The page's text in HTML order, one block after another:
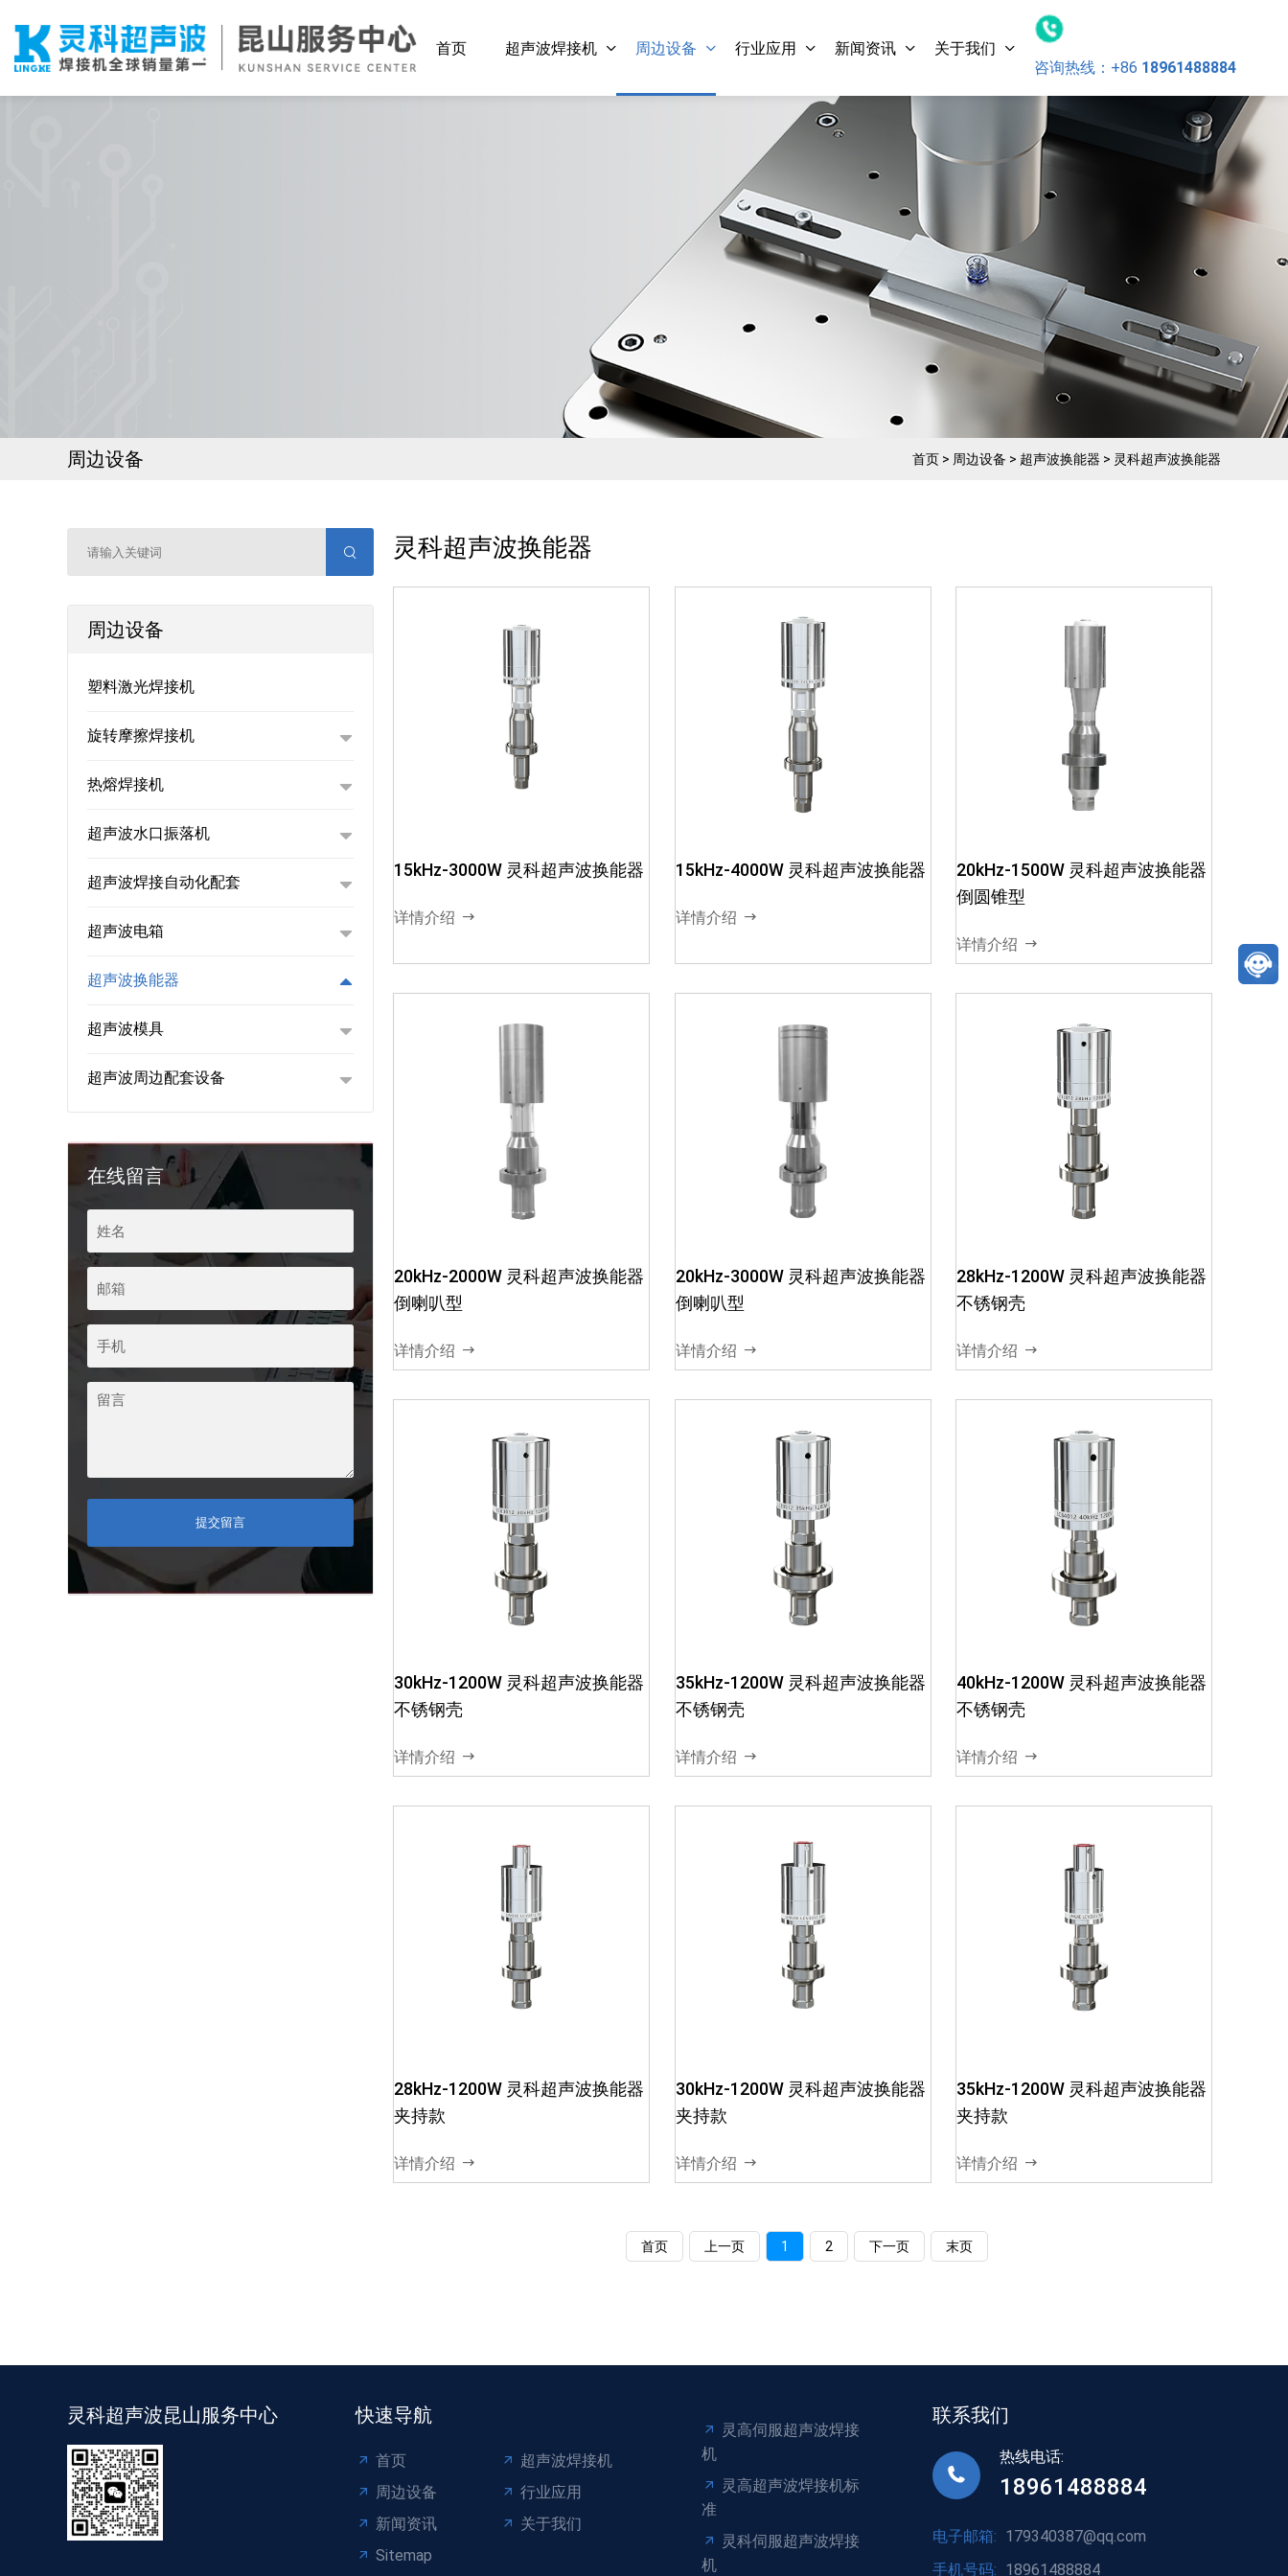
首页 超声波焊接机 周边设备 行业应用 新闻资讯
关于我们
咨询热线： +86 18961488884
周边设备 首页 > 周边设备 > 超声波换能器 > 灵科超声波换能器
周边设备
塑料激光焊接机
旋转摩擦焊接机
热熔焊接机
超声波水口振落机
超声波焊接自动化配套
超声波电箱
超声波换能器
超声波模具
超声波周边配套设备
在线留言
提交留言
灵科超声波换能器
15kHz-3000W 灵科超声波换
01超声波电箱将电能转变成高
性好04不同的材质和尺寸，对
应不同的功率05是...
15kHz-3000W 灵科超声波换能器
详情介绍
01、超声波电箱将电能转变成
15kHz-4000W 灵科超声波换能器
详情介绍
20kHz-1500W 灵科超声波换
能器 倒圆锥型
01、超声波电箱将电能转变成
高频高压信号02、换能器将高
20kHz-1500W 灵科超声波换能器
倒圆锥型
详情介绍
高频高压信号02、换能器将高
即机械能03、效率高，振幅
和尺寸，对应不同的功...
20kHz-2000W 灵科超声波换能器
倒喇叭型
详情介绍
20kHz-3000W 灵科超声波换
能器 倒喇叭型
高频高压信号02、换能器将高
即机械能03、效率高，振幅
和尺寸，对应不同的功...
20kHz-3000W 灵科超声波换能器
倒喇叭型
详情介绍
28kHz-1200W 灵科超声波换
能器 不锈钢壳
高频高压信号02、换能器将高
频高压信号转换成机械振幅，
大，耐热性好04、不同的材质
和尺寸，对应不同的功...
28kHz-1200W 灵科超声波换能器
不锈钢壳
详情介绍
30kHz-1200W 灵科超声波换
高频高压信号02、换能器将高
频高压信号转换成机械振幅，
大，耐热性好04、不同的材质
和尺寸，对应不同的功...
30kHz-1200W 灵科超声波换能器
不锈钢壳
详情介绍
35kHz-1200W 灵科超声波换
高频高压信号02、换能器将高
频高压信号转换成机械振幅，
大，耐热性好04、不同的材质
和尺寸，对应不同的功...
35kHz-1200W 灵科超声波换能器
不锈钢壳
详情介绍
40kHz-1200W 灵科超声波换
高频高压信号02、换能器将高
频高压信号转换成机械振幅，
大，耐热性好04、不同的材质
和尺寸，对应不同的功...
40kHz-1200W 灵科超声波换能器
不锈钢壳
详情介绍
28kHz-1200W 灵科超声波换
高频高压信号02、换能器将高
频高压信号转换成机械振幅，
大，耐热性好04、不同的材质
和尺寸，对应不同的功...
28kHz-1200W 灵科超声波换能器
夹持款
详情介绍
30kHz-1200W 灵科超声波换
高频高压信号02、换能器将高
频高压信号转换成机械振幅，
大，耐热性好04、不同的材质
和尺寸，对应不同的功...
30kHz-1200W 灵科超声波换能器
夹持款
详情介绍
35kHz-1200W 灵科超声波换
高频高压信号02、换能器将高
频高压信号转换成机械振幅，
大，耐热性好04、不同的材质
和尺寸，对应不同的功...
35kHz-1200W 灵科超声波换能器
夹持款
详情介绍
首页 上一页 1 2 下一页 末页
灵科超声波昆山服务中心 快速导航
首页
超声波焊接机
周边设备
行业应用
新闻资讯
关于我们
Sitemap
灵高伺服超声波焊接
机
灵高超声波焊接机标
准
灵科伺服超声波焊接
机
联系我们
热线电话:
18961488884
电子邮箱: 179340387@qq.com
手机号码: 18961488884